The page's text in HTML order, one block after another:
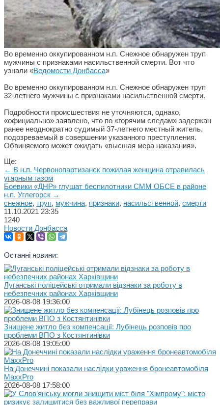
Во временно оккупированном н.п. Снежное обнаружен труп
мужчины с признаками насильственной смерти. Вот что
узнали «Ведомости Донбасса»
Во временно оккупированном н.п. Снежное обнаружен труп
32-летнего мужчины с признаками насильственной смерти.
Подробности происшествия не уточняются, однако,
«официально» заявлено, что по «горячим следам» задержан
ранее неоднократно судимый 37-летнего местный житель,
подозреваемый в совершении указанного преступления.
Обвиняемого может ожидать «высшая мера наказания».
Ще:
← В н.п. Червонопартизанск пожилая женщина отравилась
угарным газом
Боевики «ДНР» глушат беспилотники СММ ОБСЕ в районе
н.п. Углегорск →
снежное, труп, мужчина, признаки, насильственной, смерти
11.10.2021 23:35
1240
Новости Донбасса
Останні новини:
Луганські поліцейські отримали відзнаки за роботу в
небезпечних районах Харківщини
2026-08-08 19:36:00
Знищене житло без компенсації: Лубінець розповів про
проблеми ВПО з Костянтинівки
2026-08-08 19:05:00
На Донеччині показали наслідки ураження бронеавтомобіля
MaxxPro
2026-08-08 17:58:00